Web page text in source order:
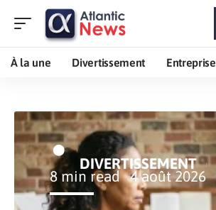
À la une Divertissement Entreprise
DIVERTISSEMENT
8 min read 4 août 2026